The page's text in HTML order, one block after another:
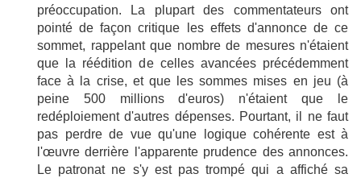
préoccupation. La plupart des commentateurs ont
pointé de façon critique les effets d'annonce de ce
sommet, rappelant que nombre de mesures n'étaient
que la réédition de celles avancées précédemment
face à la crise, et que les sommes mises en jeu (à
peine 500 millions d'euros) n'étaient que le
redéploiement d'autres dépenses. Pourtant, il ne faut
pas perdre de vue qu'une logique cohérente est à
l'œuvre derrière l'apparente prudence des annonces.
Le patronat ne s'y est pas trompé qui a affiché sa